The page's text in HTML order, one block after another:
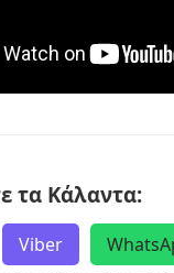
τα Κάλαντα:
Viber